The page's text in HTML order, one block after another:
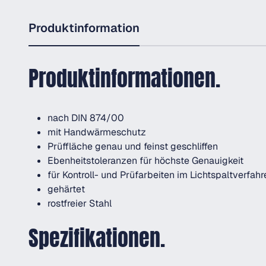
Produktinformation
Produktinformationen.
nach DIN 874/00
mit Handwärmeschutz
Prüffläche genau und feinst geschliffen
Ebenheitstoleranzen für höchste Genauigkeit
für Kontroll- und Prüfarbeiten im
gehärtet
rostfreier Stahl
Spezifikationen.